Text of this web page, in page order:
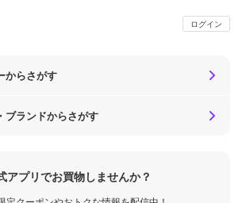
ログイン
からさがす
ブランドからさがす
アプリでお買物しませんか？